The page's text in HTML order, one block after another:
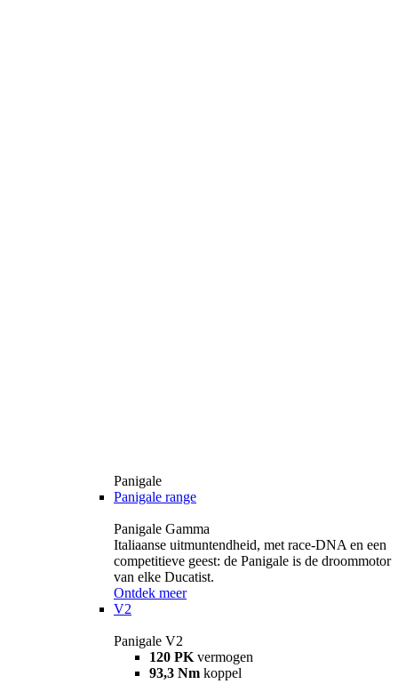
Panigale
Panigale range
Panigale Gamma
Italiaanse uitmuntendheid, met race-DNA en een
competitieve geest: de Panigale is de droommotor
van elke Ducatist.
Ontdek meer
V2
Panigale V2
120 PK vermogen
93,3 Nm koppel